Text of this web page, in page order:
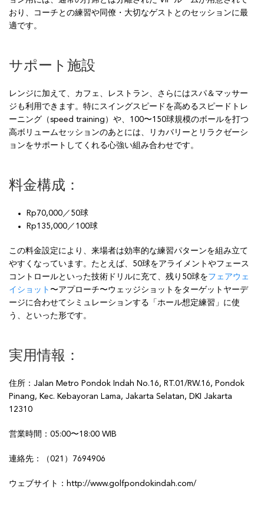
おり、コーチとの練習や同僚・大切なゲストとのセッションに最
適です。
サポート施設
レンジに加えて、カフェ、レストラン、さらにはスパ＆マッサー
ジも利用できます。特にスイングスピードを高めるスピードトレ
ーニング（speed training）や、100〜150球規模のボールを打つ
高ボリュームセッションのあとには、リカバリーとリラクゼーシ
ョンをサポートしてくれる心強い組み合わせです。
料金構成：
Rp70,000／50球
Rp135,000／100球
この料金設定により、来場者は効率的な練習パターンを組み立て
やすくなっています。たとえば、50球をアライメントやフェース
コントロールといった技術ドリルに充て、残り50球をフェアウェ
イショット 〜アプローチ〜ウェッジショットをターゲットヤーデ
ージに合わせてシミュレーションする「ホール想定練習」に使
う、といった形です。
実用情報：
住所：Jalan Metro Pondok Indah No.16, RT.01/RW.16, Pondok
Pinang, Kec. Kebayoran Lama, Jakarta Selatan, DKI Jakarta
12310
営業時間：05:00〜18:00 WIB
連絡先：（021）7694906
ウェブサイト：http://www.golfpondokindah.com/